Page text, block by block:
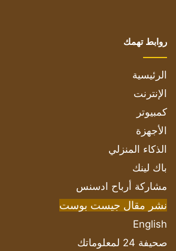
روابط تهمك
الرئيسية
الإنترنت
كمبيوتر
الأجهزة
الذكاء المنزلي
باك لينك
مشاركة أرباح ادسنس
نشر مقال جيست بوست
English
صحيفة 24 لمعلوماتك